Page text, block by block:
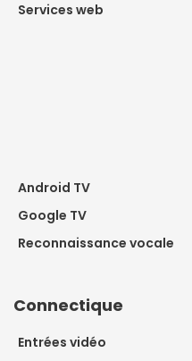
Services web
Android TV
Google TV
Reconnaissance vocale
Connectique
Entrées vidéo